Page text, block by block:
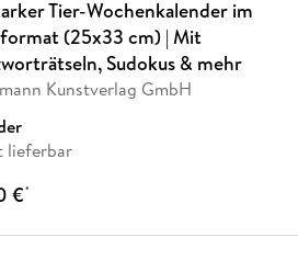
Tier-Wochenkalender im
(25x33 cm) | Mit
Sudokus & mehr
Kunstverlag GmbH
lieferbar
€*